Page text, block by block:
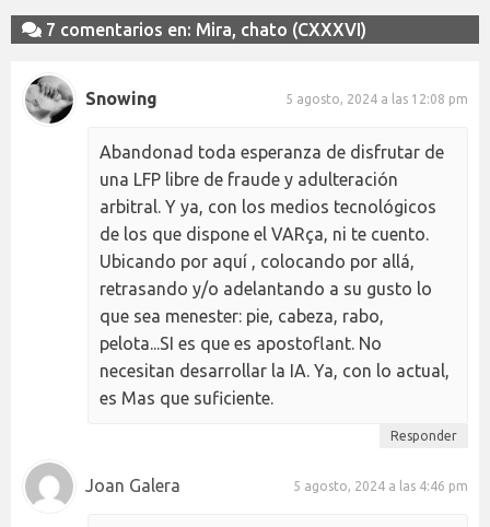
7 comentarios en: Mira, chato (CXXXVI)
Snowing 5 agosto, 2024 a las 12:08 pm
Abandonad toda esperanza de disfrutar de
una LFP libre de fraude y adulteración
arbitral. Y ya, con los medios tecnológicos
de los que dispone el VARça, ni te cuento.
Ubicando por aquí , colocando por allá,
retrasando y/o adelantando a su gusto lo
que sea menester: pie, cabeza, rabo,
pelota...SI es que es apostoflant. No
necesitan desarrollar la IA. Ya, con lo actual,
es Mas que suficiente.
Responder
Joan Galera 5 agosto, 2024 a las 4:46 pm